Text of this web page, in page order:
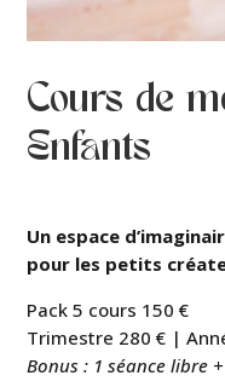
Cours de
Enfants
Un espace
pour les petits
Pack 5 cours 150 €
Trimestre 280 € |
Bonus : 1 séance libre